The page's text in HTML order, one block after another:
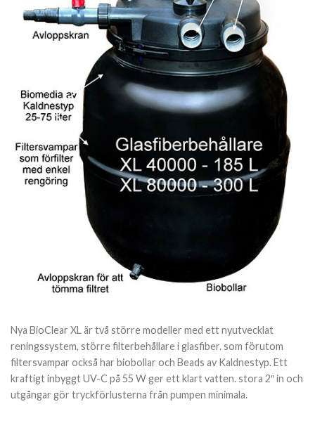
Nya BioClear XL är två större modeller med ett nyutvecklat
reningssystem, större filterbehållare i glasfiber. som förutom
filtersvampar också har biobollar och Beads av Kaldnestyp. Ett
kraftigt inbyggt UV-C på 55 W ger ett klart vatten. stora 2″ in och
utgångar gör tryckförlusterna från pumpen minimala.